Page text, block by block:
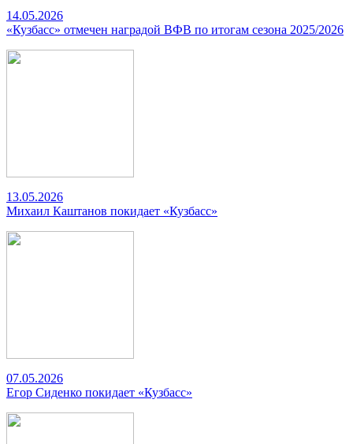
14.05.2026
«Кузбасс» отмечен наградой ВФВ по итогам сезона 2025/2026
13.05.2026
Михаил Каштанов покидает «Кузбасс»
07.05.2026
Егор Сиденко покидает «Кузбасс»